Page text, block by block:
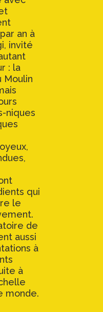
an à
invité
: la
Moulin
niques
qui
le
de
aussi
à
à
monde.